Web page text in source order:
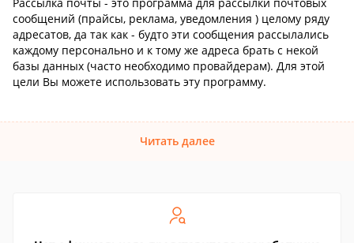
сообщений (прайсы, реклама, уведомления ) целому ряду
адресатов, да так как - будто эти сообщения рассылались
каждому персонально и к тому же адреса брать с некой
базы данных (часто необходимо провайдерам). Для этой
цели Вы можете использовать эту программу.
Читать далее